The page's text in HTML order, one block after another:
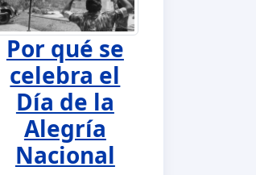
Por qué se
celebra el
Día de la
Alegría
Nacional